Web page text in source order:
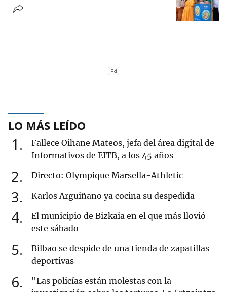
LO MÁS LEÍDO
1
Fallece Oihane Mateos, jefa del área digital de
Informativos de EITB, a los 45 años
2 Directo: Olympique Marsella-Athletic
3 Karlos Arguiñano ya cocina su despedida
4
El municipio de Bizkaia en el que más llovió
este sábado
5
Bilbao se despide de una tienda de zapatillas
deportivas
6
"Las policías están molestas con la